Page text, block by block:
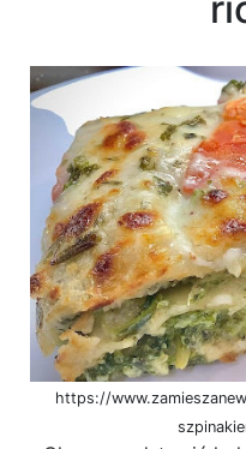
https://